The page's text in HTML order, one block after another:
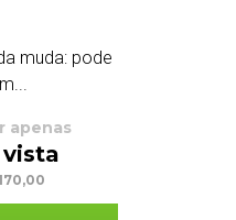
muda: pode
apenas
vista